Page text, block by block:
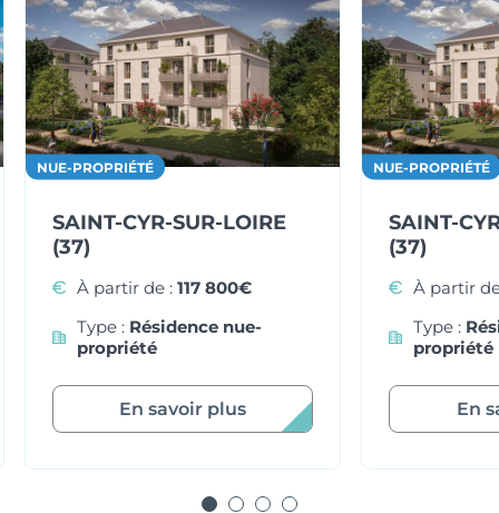
NUE-PROPRIÉTÉ
SAINT-CYR-SUR-LOIRE
(37)
À partir de : 117 800€
Type : Résidence nue-
propriété
En savoir plus
NUE-PROPRIÉTÉ
SAINT-
(37)
À partir
Type :
propriété
En